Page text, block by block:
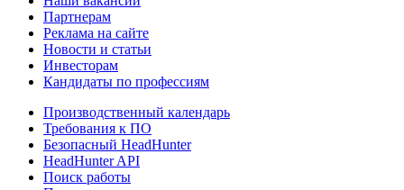
Партнерам
Реклама на сайте
Новости и статьи
Инвесторам
Кандидаты по профессиям
Производственный календарь
Требования к ПО
Безопасный HeadHunter
HeadHunter API
Поиск работы